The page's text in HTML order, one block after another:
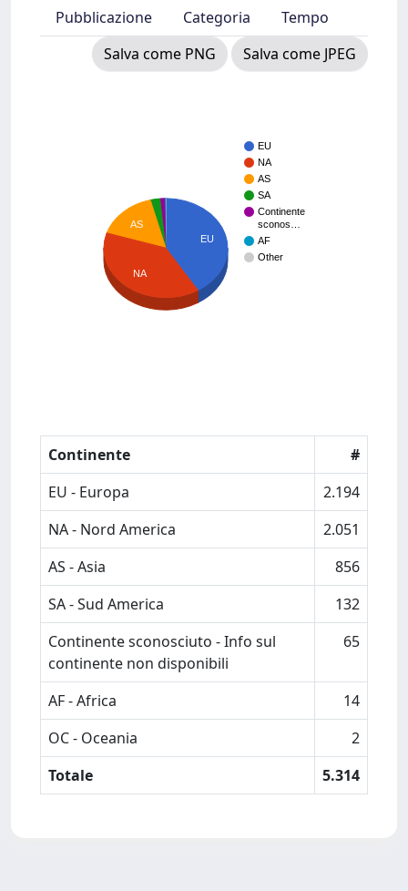
Pubblicazione
Categoria
Tempo
Salva come PNG
Salva come JPEG
EU
NA
AS
SA
Continente
sconos…
AF
Other
EU
AS
NA
Continente
#
EU - Europa
2.194
NA - Nord America
2.051
AS - Asia
856
SA - Sud America
132
Continente sconosciuto - Info sul
continente non disponibili
65
AF - Africa
14
OC - Oceania
2
Totale
5.314